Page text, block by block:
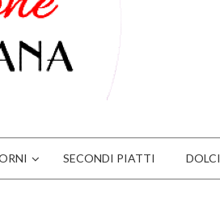
SECONDI PIATTI DOLCI